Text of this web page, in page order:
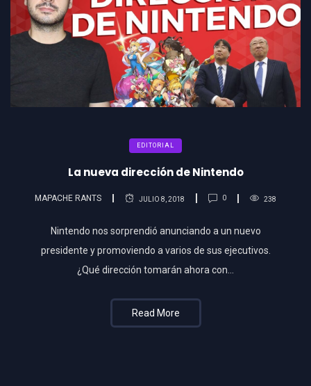
EDITORIAL
La nueva dirección de Nintendo
MAPACHE RANTS JULIO 8, 2018 0 238
Nintendo nos sorprendió anunciando a un nuevo
presidente y promoviendo a varios de sus ejecutivos.
¿Qué dirección tomarán ahora con…
Read More